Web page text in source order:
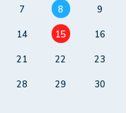
7 8
9
14 15
16
21 22
23
28 29
30